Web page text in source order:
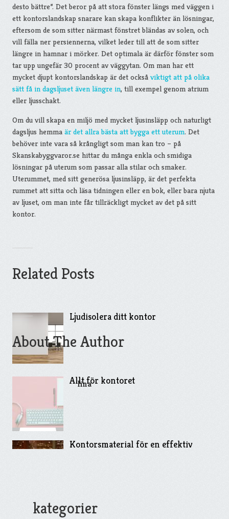
desto bättre”. Det beror på att stora fönster längs med väggen i
ett kontorslandskap snarare kan skapa konflikter än lösningar,
eftersom de som sitter närmast fönstret bländas av solen, och
vill fälla ner persiennerna, vilket leder till att de som sitter
längre in hamnar i mörker. Det optimala är därför fönster som
tar upp ungefär 30 procent av väggytan. Om man har ett
mycket djupt kontorslandskap är det också viktigt att på olika
sätt få in dagsljuset även längre in, till exempel genom atrium
eller ljusschakt.
Om du vill skapa en miljö med mycket ljusinsläpp och naturligt
dagsljus hemma är det allra bästa att bygga ett uterum. Det
behöver inte vara så krångligt som man kan tro – på
Skanskabyggvaror.se hittar du många enkla och smidiga
lösningar på uterum som passar alla stilar och smaker.
Uterummet, med sitt generösa ljusinsläpp, är det perfekta
rummet att sitta och läsa tidningen eller en bok, eller bara njuta
av ljuset, om man inte får tillräckligt mycket av det på sitt
kontor.
Related Posts
Ljudisolera ditt kontor
Allt för kontoret
Kontorsmaterial för en effektiv
Fixa ett eget hemmakontor
About The Author
lina
kategorier